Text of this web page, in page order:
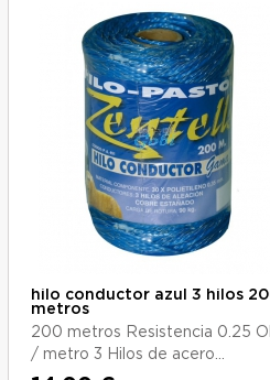
hilo conductor azul 3 hilos
metros
200 metros Resistencia 0.25
/ metro 3 Hilos de acero...